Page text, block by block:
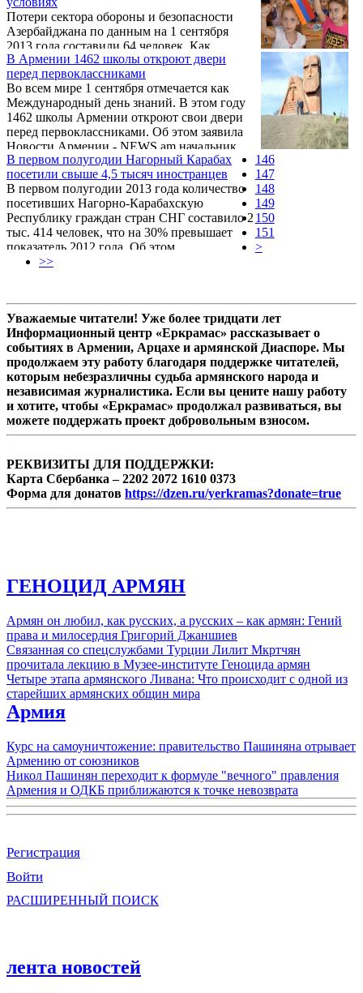
Потери сектора обороны и безопасности
Азербайджана по данным на 1 сентября
2013 года составили 64 человек. Как
передает информационное агентство
«Туран», таковы данные азербайджанского
Центра военных журналистских
исследований «Доктрина».
В Армении 1462 школы откроют двери
перед первоклассниками
Во всем мире 1 сентября отмечается как
Международный день знаний. В этом году
1462 школы Армении откроют свои двери
перед первоклассниками. Об этом заявила
Новости Армении - NEWS.am начальник
отдела среднего образования Министерства
образования и науки Армении Нарине
Ованнисян.
В первом полугодии Нагорный Карабах
посетили свыше 4,5 тысяч иностранцев
В первом полугодии 2013 года количество
посетивших Нагорно-Карабахскую
Республику граждан стран СНГ составило 2
тыс. 414 человек, что на 30% превышает
показатель 2012 года. Об этом
корреспонденту Новости Армении -
146
147
148
149
150
151
>
>>
Уважаемые читатели! Уже более тридцати лет
Информационный центр «Еркрамас» рассказывает о
событиях в Армении, Арцахе и армянской Диаспоре. Мы
продолжаем эту работу благодаря поддержке читателей,
которым небезразличны судьба армянского народа и
независимая журналистика. Если вы цените нашу работу
и хотите, чтобы «Еркрамас» продолжал развиваться, вы
можете поддержать проект добровольным взносом.
РЕКВИЗИТЫ ДЛЯ ПОДДЕРЖКИ:
Карта Сбербанка – 2202 2072 1610 0373
Форма для донатов https://dzen.ru/yerkramas?donate=true
ГЕНОЦИД АРМЯН
Армян он любил, как русских, а русских – как армян: Гений
права и милосердия Григорий Джаншиев
Связанная со спецслужбами Турции Лилит Мкртчян
прочитала лекцию в Музее-институте Геноцида армян
Четыре этапа армянского Ливана: Что происходит с одной из
старейших армянских общин мира
Армия
Курс на самоуничтожение: правительство Пашиняна отрывает
Армению от союзников
Никол Пашинян переходит к формуле "вечного" правления
Армения и ОДКБ приближаются к точке невозврата
Регистрация
Войти
РАСШИРЕННЫЙ ПОИСК
лента новостей